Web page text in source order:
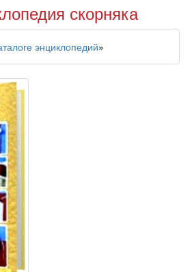
скорняка
энциклопедий»